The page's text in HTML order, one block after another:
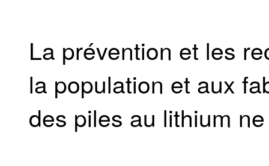
La prévention et les
la population et aux
des piles au lithium